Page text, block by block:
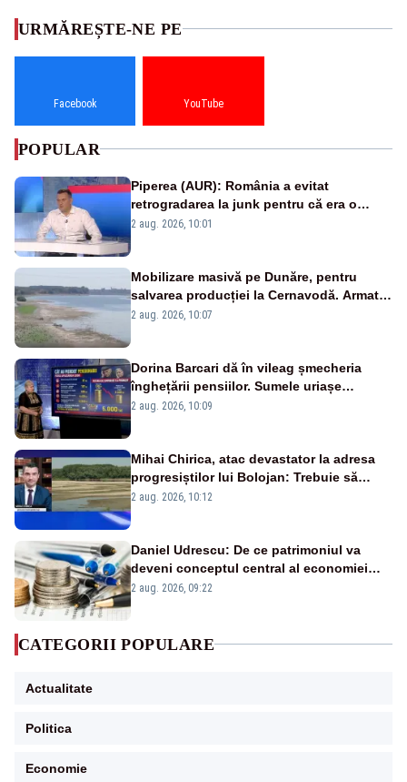
URMĂREȘTE-NE PE
Facebook YouTube
POPULAR
Piperea (AUR): România a evitat
retrogradarea la junk pentru că era o
catastrofă pentru bănci și fondurile de
2 aug. 2026, 10:01
Mobilizare masivă pe Dunăre, pentru
salvarea producției la Cernavodă. Armata
va detona o stâncă și va devia apa
2 aug. 2026, 10:07
Dorina Barcari dă în vileag șmecheria
înghețării pensiilor. Sumele uriașe
pierdute de fiecare român
2 aug. 2026, 10:09
Mihai Chirica, atac devastator la adresa
progresiștilor lui Bolojan: Trebuie să
protejăm și natura, dar nu șținem omaneii
2 aug. 2026, 10:12
Daniel Udrescu: De ce patrimoniul va
deveni conceptul central al economiei
viitoare?
2 aug. 2026, 09:22
CATEGORII POPULARE
Actualitate
Politica
Economie